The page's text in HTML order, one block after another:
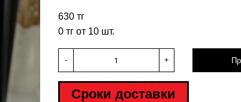
630 тг
0 тг от 10 шт.
- +
Сроки доставки